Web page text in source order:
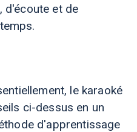
d'écoute et de
le karaoké
ci-dessus en un
d'apprentissage